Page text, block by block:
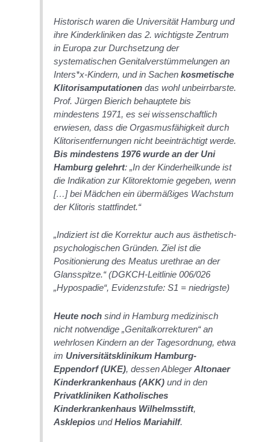
Historisch waren die Universität Hamburg und
ihre Kinderkliniken das 2. wichtigste Zentrum
in Europa zur Durchsetzung der
systematischen Genitalverstümmelungen an
Inters*x-Kindern, und in Sachenkosmetische
Klitorisamputationen das wohl unbeirrbarste.
Prof. Jürgen Bierich behauptete bis
mindestens 1971, es sei wissenschaftlich
erwiesen, dass die Orgasmusfähigkeit durch
Klitorisentfernungen nicht beeinträchtigt werde.
Bis mindestens 1976 wurde an der Uni
Hamburg gelehrt: „In der Kinderheilkunde ist
die Indikation zur Klitorektomie gegeben, wenn
[…] bei Mädchen ein übermäßiges Wachstum
der Klitoris stattfindet.“
„Indiziert ist die Korrektur auch aus ästhetisch-
psychologischen Gründen. Ziel ist die
Positionierung des Meatus urethrae an der
Glansspitze.“(DGKCH-Leitlinie 006/026
„Hypospadie“, Evidenzstufe: S1 = niedrigste)
Heute noch sind in Hamburg medizinisch
nicht notwendige „Genitalkorrekturen“ an
wehrlosen Kindern an der Tagesordnung, etwa
im Universitätsklinikum Hamburg-
Eppendorf (UKE), dessen AblegerAltonaer
Kinderkrankenhaus (AKK) und in den
Privatkliniken Katholisches
Kinderkrankenhaus Wilhelmsstift,
Asklepios undHelios Mariahilf.